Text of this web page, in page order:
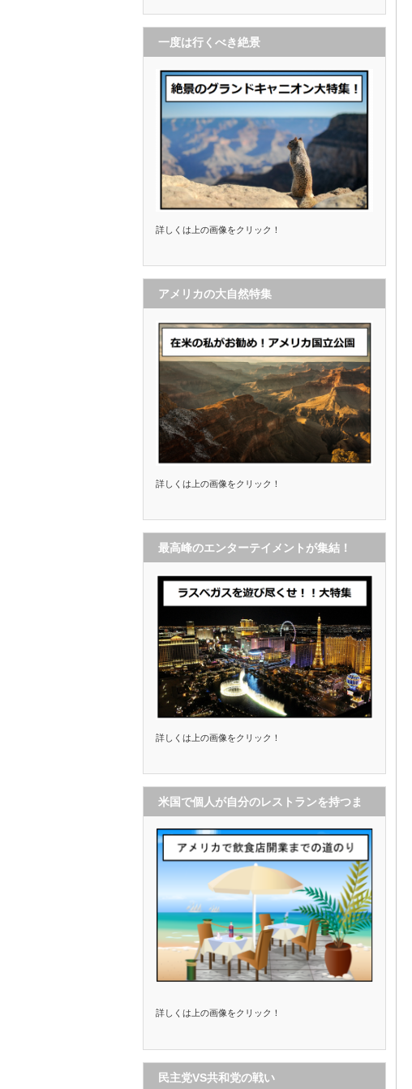
一度は行くべき絶景
詳しくは上の画像をクリック！
アメリカの大自然特集
詳しくは上の画像をクリック！
最高峰のエンターテイメントが集結！
詳しくは上の画像をクリック！
米国で個人が自分のレストランを持つま
で
詳しくは上の画像をクリック！
民主党VS共和党の戦い